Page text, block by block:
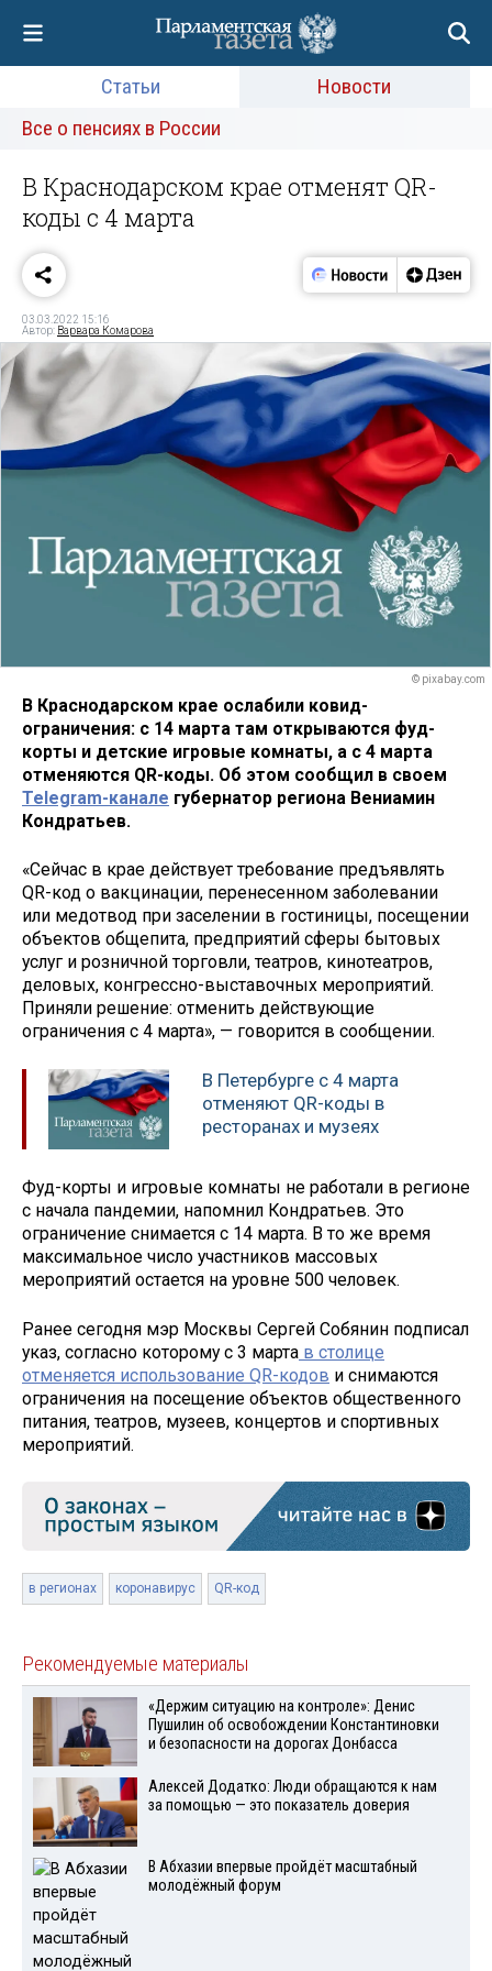
Статьи
Новости
Все о пенсиях в России
В Краснодарском крае отменят QR-
коды с 4 марта
03.03.2022 15:16
Автор: Варвара Комарова
© pixabay.com
В Краснодарском крае ослабили ковид-
ограничения: с 14 марта там открываются фуд-
корты и детские игровые комнаты, а с 4 марта
отменяются QR-коды. Об этом сообщил в своем
Telegram-канале губернатор региона Вениамин
Кондратьев.
«Сейчас в крае действует требование предъявлять
QR-код о вакцинации, перенесенном заболевании
или медотвод при заселении в гостиницы, посещении
объектов общепита, предприятий сферы бытовых
услуг и розничной торговли, театров, кинотеатров,
деловых, конгрессно-выставочных мероприятий.
Приняли решение: отменить действующие
ограничения с 4 марта», — говорится в сообщении.
В Петербурге с 4 марта
отменяют QR-коды в
ресторанах и музеях
Фуд-корты и игровые комнаты не работали в регионе
с начала пандемии, напомнил Кондратьев. Это
ограничение снимается с 14 марта. В то же время
максимальное число участников массовых
мероприятий остается на уровне 500 человек.
Ранее сегодня мэр Москвы Сергей Собянин подписал
указ, согласно которому с 3 марта в столице
отменяется использование QR-кодов и снимаются
ограничения на посещение объектов общественного
питания, театров, музеев, концертов и спортивных
мероприятий.
в регионах коронавирус QR-код
Рекомендуемые материалы
«Держим ситуацию на контроле»: Денис
Пушилин об освобождении Константиновки
и безопасности на дорогах Донбасса
Алексей Додатко: Люди обращаются к нам
за помощью — это показатель доверия
В Абхазии впервые пройдёт масштабный
молодёжный форум